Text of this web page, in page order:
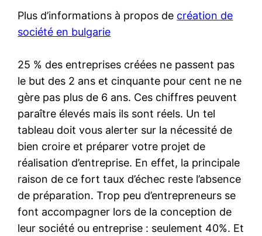
Plus d’informations à propos de création de
société en bulgarie
25 % des entreprises créées ne passent pas
le but des 2 ans et cinquante pour cent ne ne
gère pas plus de 6 ans. Ces chiffres peuvent
paraître élevés mais ils sont réels. Un tel
tableau doit vous alerter sur la nécessité de
bien croire et préparer votre projet de
réalisation d’entreprise. En effet, la principale
raison de ce fort taux d’échec reste l’absence
de préparation. Trop peu d’entrepreneurs se
font accompagner lors de la conception de
leur société ou entreprise : seulement 40%. Et